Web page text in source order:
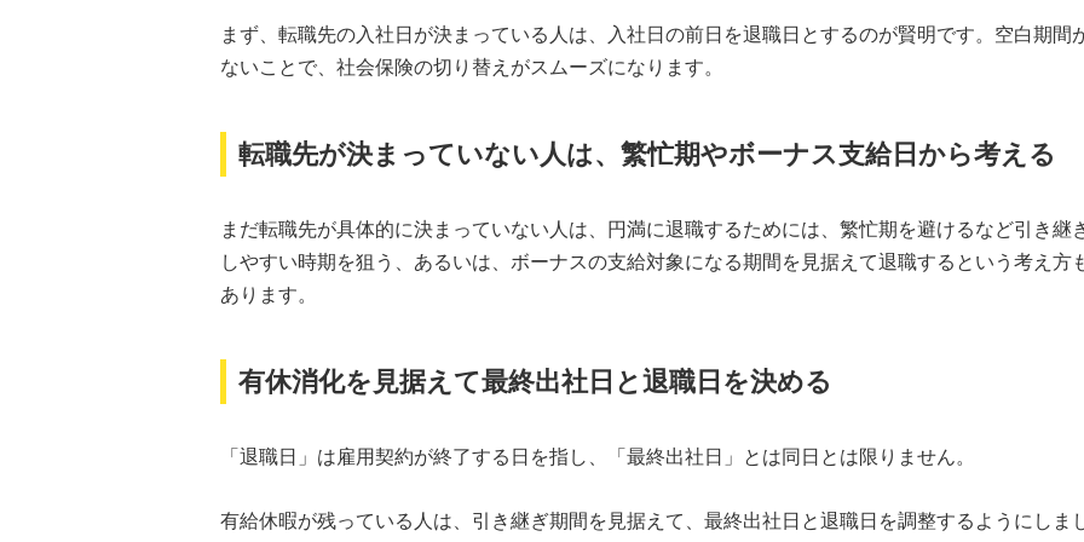
まず、転職先の入社日が決まっている人は、入社日の前日を退職日とするのが賢明です。空白期間
ないことで、社会保険の切り替えがスムーズになります。
転職先が決まっていない人は、繁忙期やボーナス支給日から考える
まだ転職先が具体的に決まっていない人は、円満に退職するためには、繁忙期を避けるなど引き継
しやすい時期を狙う、あるいは、ボーナスの支給対象になる期間を見据えて退職するという考え方
あります。
有休消化を見据えて最終出社日と退職日を決める
「退職日」は雇用契約が終了する日を指し、「最終出社日」とは同日とは限りません。
有給休暇が残っている人は、引き継ぎ期間を見据えて、最終出社日と退職日を調整するようにしま